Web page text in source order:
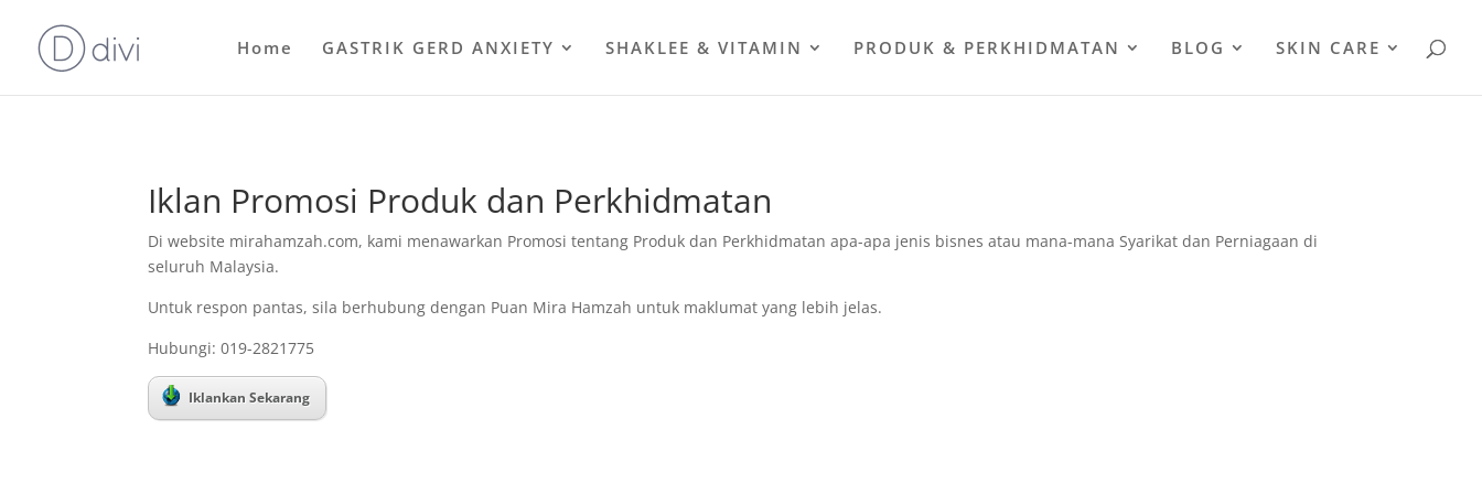
Home GASTRIK GERD ANXIETY SHAKLEE & VITAMIN PRODUK & PERKHIDMATAN BLOG SKIN CARE
Iklan Promosi Produk dan Perkhidmatan
Di website mirahamzah.com, kami menawarkan Promosi tentang Produk dan Perkhidmatan apa-apa jenis bisnes atau mana-mana Syarikat dan Perniagaan di
seluruh Malaysia.
Untuk respon pantas, sila berhubung dengan Puan Mira Hamzah untuk maklumat yang lebih jelas.
Hubungi: 019-2821775
Iklankan Sekarang